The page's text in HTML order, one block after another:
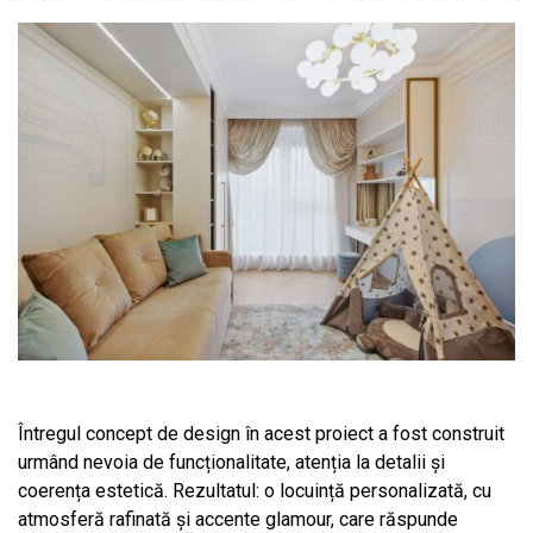
Întregul concept de design în acest proiect a fost construit
urmând nevoia de funcționalitate, atenția la detalii și
coerența estetică. Rezultatul: o locuință personalizată, cu
atmosferă rafinată și accente glamour, care răspunde